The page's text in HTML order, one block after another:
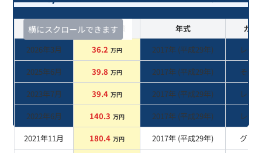
横にスクロールできます
査定時期 セルカ実績 年式
カラ
2026年3月
36.2 万円 2017年 (平成29年)
レッド
2025年6月
39.8 万円 2017年 (平成29年)
その他
2023年7月
39.4 万円 2017年 (平成29年)
レッド
2022年6月
140.3 万円 2017年 (平成29年)
レッド
2021年11月
180.4 万円 2017年 (平成29年)
グレー